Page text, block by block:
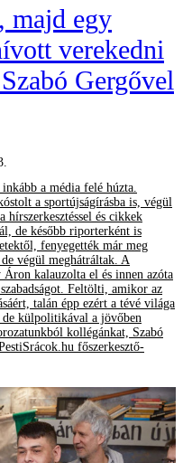
majd egy
verekedni
Gergővel
a média felé húzta.
a sportújságírásba is, végül
és cikkek
de később riporterként is
fenyegették már meg
végül meghátráltak. A
Áron kalauzolta el és innen azóta
Feltölti, amikor az
talán épp ezért a tévé világa
külpolitikával a jövőben
kollégánkat, Szabó
főszerkesztő-